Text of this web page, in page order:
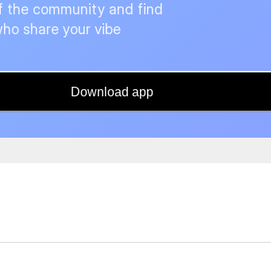
the community and find
share your vibe
Download app